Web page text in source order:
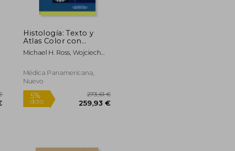
90,63 €
Histología: Texto y
Atlas Color con
Biología Celular y
Molecular
Michael H. Ross, Wojciech
Médica Panamericana,
Nuevo